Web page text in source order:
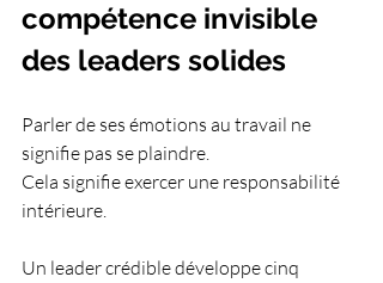
compétence invisible
des leaders solides
Parler de ses émotions au travail ne
signifie pas se plaindre.
Cela signifie exercer une responsabilité
intérieure.
Un leader crédible développe cinq